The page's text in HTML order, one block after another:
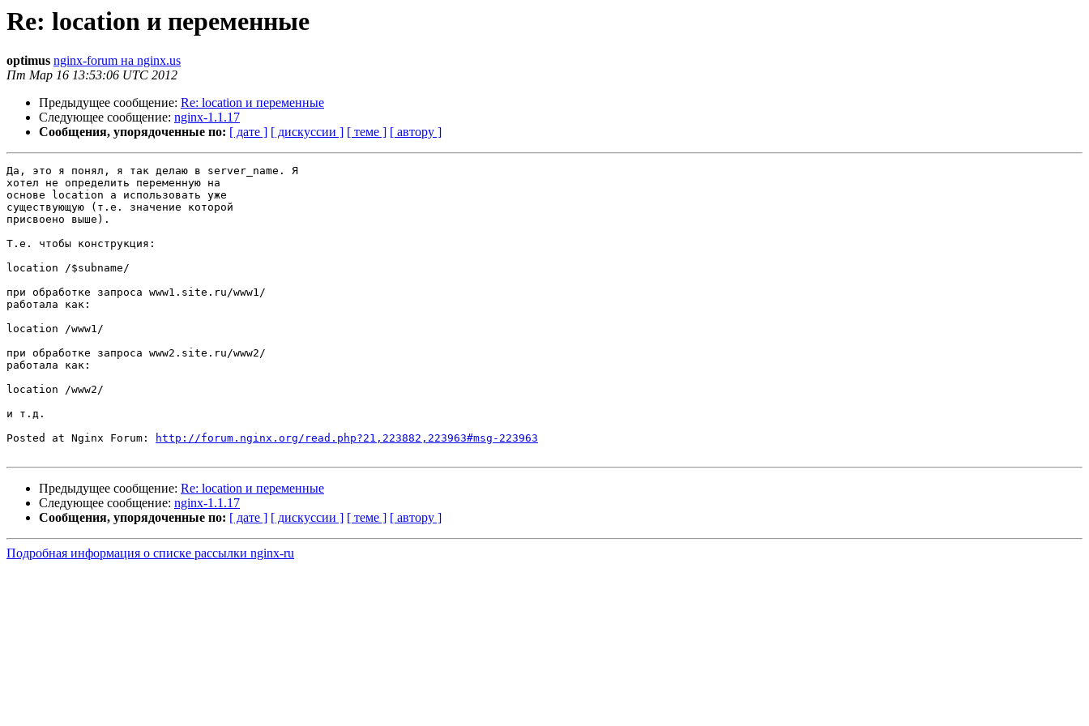
Re: location и переменные
optimus nginx-forum на nginx.us
Пт Мар 16 13:53:06 UTC 2012
Предыдущее сообщение: Re: location и переменные
Следующее сообщение: nginx-1.1.17
Сообщения, упорядоченные по: [ дате ] [ дискуссии ] [ теме ] [ автору ]
Да, это я понял, я так делаю в server_name. Я
хотел не определить переменную на
основе location а использовать уже
существующую (т.е. значение которой
присвоено выше).
Т.е. чтобы конструкция:
location /$subname/
при обработке запроса www1.site.ru/www1/
работала как:
location /www1/
при обработке запроса www2.site.ru/www2/
работала как:
location /www2/
и т.д.
Posted at Nginx Forum:
http://forum.nginx.org/read.php?21,223882,223963#msg-223963
Предыдущее сообщение: Re: location и переменные
Следующее сообщение: nginx-1.1.17
Сообщения, упорядоченные по: [ дате ] [ дискуссии ] [ теме ] [ автору ]
Подробная информация о списке рассылки nginx-ru